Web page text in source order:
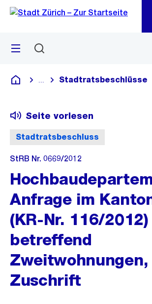
Navigation
Sprunglink
Menü
Deutsch
Blende alle Breadcrumbs ein
Stadtratsbeschlüsse
Stadtratsbeschluss
Seite vorlesen
StRB Nr. 0669/2012
Anfrage im
(KR-Nr. 116/2012)
betreffend
Zweitwohnungen,
Zuschrift